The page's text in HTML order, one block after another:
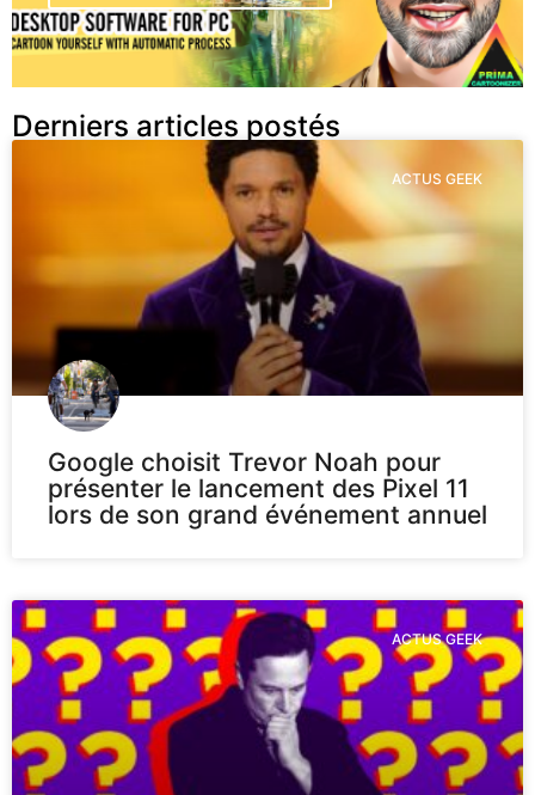
Derniers articles postés
ACTUS GEEK
Google choisit Trevor Noah pour
présenter le lancement des Pixel 11
lors de son grand événement annuel
ACTUS GEEK